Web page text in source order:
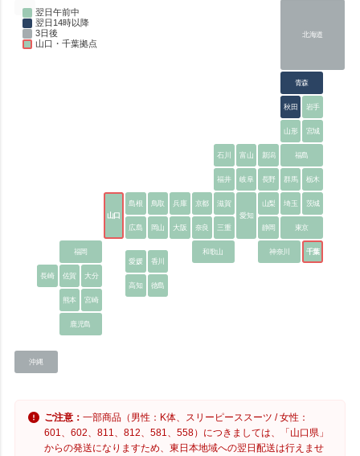
翌日午前中
翌日14時以降
3日後
山口・千葉拠点
北海道
青森
秋田 岩手
山形 宮城
石川 富山 新潟 福島
福井 岐阜 長野 群馬 栃木
山口
島根 鳥取 兵庫 京都
滋賀
愛知
山梨 埼玉 茨城
広島 岡山 大阪 奈良 三重 東京
福岡
愛媛
香川
和歌山
静岡
神奈川 千葉
長崎 佐賀
大分
高知
徳島
熊本
宮崎
鹿児島
沖縄
ご注意：一部商品（男性：K体、スリーピーススーツ / 女性：
601、602、811、812、581、558）につきましては、「山口県」
からの発送になりますため、東日本地域への翌日配送は行えませ